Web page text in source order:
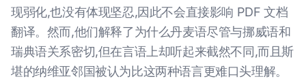
现弱化,也没有体现坚忍,因此不会直接影响 PDF 文档
翻译。然而,他们解释了为什么丹麦语尽管与挪威语和
瑞典语关系密切,但在言语上却听起来截然不同,而且斯
堪的纳维亚邻国被认为比这两种语言更难口头理解。